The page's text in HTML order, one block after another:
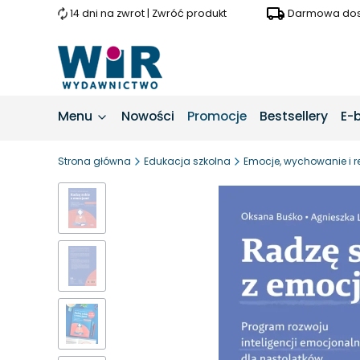
14 dni na zwrot | Zwróć produkt Darmowa
Menu Nowości Promocje Bestsellery E-
Strona główna Edukacja szkolna Emocje, wychowanie i